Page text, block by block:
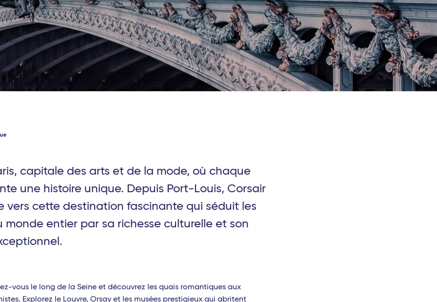
- TGV
Connect
TGV
Corps (Tours) - TGV
capitale des arts et de la mode, où chaque
une histoire unique. Depuis Port-Louis, Corsair
vers cette destination fascinante qui séduit les
monde entier par sa richesse culturelle et son
vous le long de la Seine et découvrez les quais romantiques aux
Explorez le Louvre, Orsay et les musées prestigieux qui abritent